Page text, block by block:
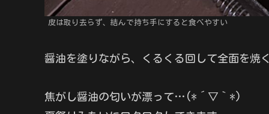
皮は取り去らず、結んで持ち手にすると食べやすい
醤油を塗りながら、くるくる回して全面を焼
焦がし醤油の匂いが漂って…(*´▽｀*)